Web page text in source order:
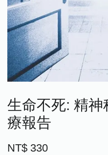
生命不死: 精
療報告
NT$ 330